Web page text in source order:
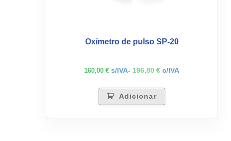
Oxímetro de pulso SP-20
160,00€ s/IVA- 196,80€ c/IVA
Adicionar